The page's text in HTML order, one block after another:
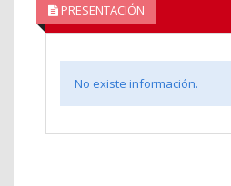
PRESENTACIÓN
No existe información.